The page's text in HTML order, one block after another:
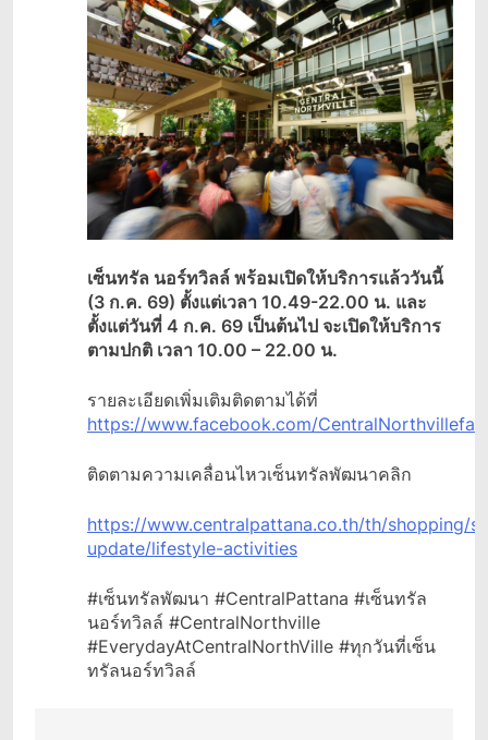
เซ็นทรัล นอร์ทวิลล์ พร้อมเปิดให้บริการแล้ววันนี้
(3 ก.ค. 69) ตั้งแต่เวลา 10.49-22.00 น. และ
ตั้งแต่วันที่ 4 ก.ค. 69 เป็นต้นไป จะเปิดให้บริการ
ตามปกติ เวลา 10.00 – 22.00 น.
รายละเอียดเพิ่มเติมติดตามได้ที่
https://www.facebook.com/
ติดตามความเคลื่อนไหวเซ็นทรัลพัฒนาคลิก
https://www.centralpattana.co.th/th/shopping/
update/lifestyle-activities
#เซ็นทรัลพัฒนา #CentralPattana #เซ็นทรัล
นอร์ทวิลล์ #CentralNorthville
#EverydayAtCentralNorthVille #ทุกวันที่เซ็น
ทรัลนอร์ทวิลล์